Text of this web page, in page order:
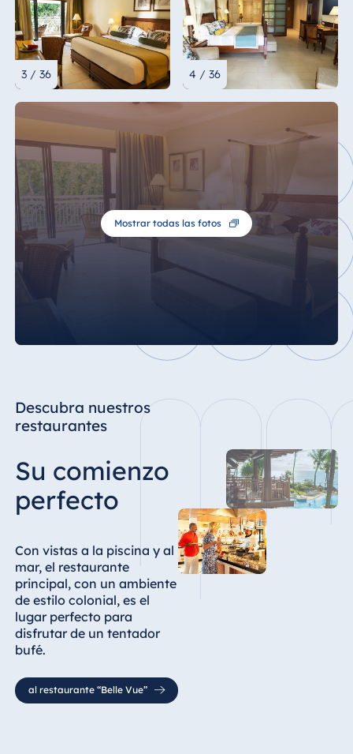
3 / 36 4 / 36
Mostrar todas las fotos
Descubra nuestros
restaurantes
Su comienzo
perfecto
Con vistas a la piscina y al
mar, el restaurante
principal, con un ambiente
de estilo colonial, es el
lugar perfecto para
disfrutar de un tentador
bufé.
al restaurante “Belle Vue”